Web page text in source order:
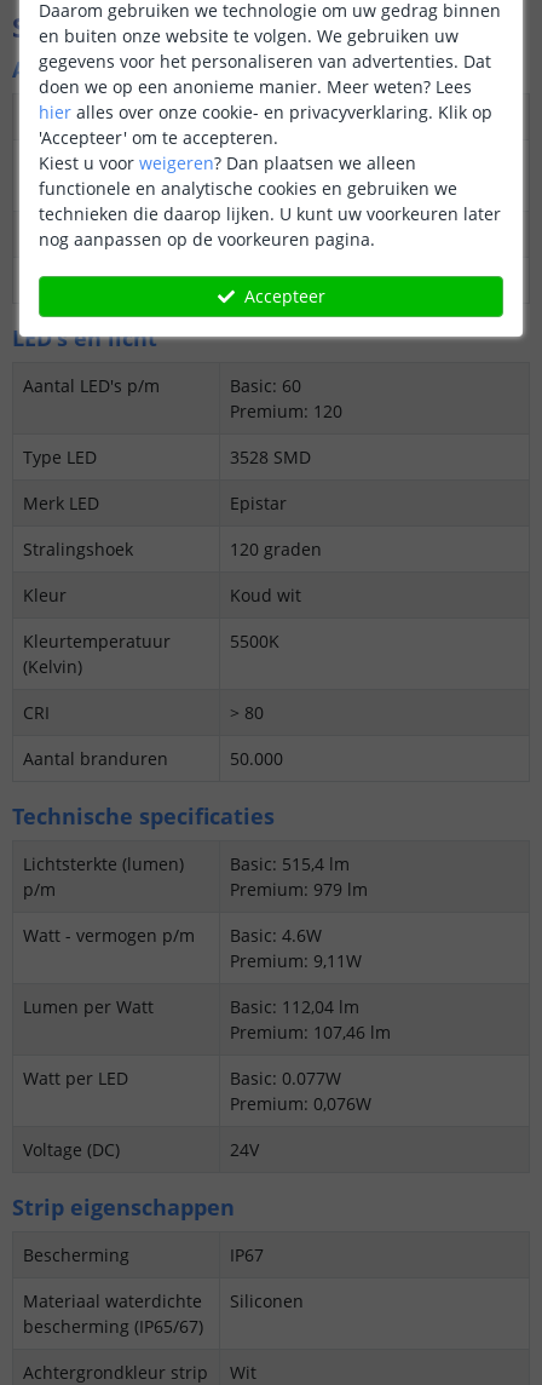
Specificaties
Algemene kenmerken
Dimbaar
Ja
3M plakstrip over de
gehele lengte
Ja
Garantie
5 jaar
Op maat te knippen
Elke 5 cm
LED's en licht
Aantal LED's p/m
Basic: 60
Premium: 120
Type LED
3528 SMD
Merk LED
Epistar
Stralingshoek
120 graden
Kleur
Koud wit
Kleurtemperatuur
(Kelvin)
5500K
CRI
> 80
Aantal branduren
50.000
Technische specificaties
Lichtsterkte (lumen)
p/m
Basic: 515,4 lm
Premium: 979 lm
Watt - vermogen p/m
Basic: 4.6W
Premium: 9,11W
Lumen per Watt
Basic: 112,04 lm
Premium: 107,46 lm
Watt per LED
Basic: 0.077W
Premium: 0,076W
Voltage (DC)
24V
Strip eigenschappen
Bescherming
IP67
Materiaal waterdichte
bescherming (IP65/67)
Siliconen
Achtergrondkleur strip
Wit
Daarom gebruiken we technologie om uw gedrag binnen
en buiten onze website te volgen. We gebruiken uw
gegevens voor het personaliseren van advertenties. Dat
doen we op een anonieme manier. Meer weten? Lees
hier alles over onze cookie- en privacyverklaring. Klik op
'Accepteer' om te accepteren.
Kiest u voor weigeren? Dan plaatsen we alleen
functionele en analytische cookies en gebruiken we
technieken die daarop lijken. U kunt uw voorkeuren later
nog aanpassen op de voorkeuren pagina.
Accepteer